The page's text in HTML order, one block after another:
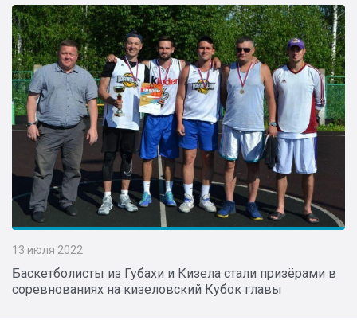
13 июля 2022
Баскетболисты из Губахи и Кизела стали призёрами в
соревнованиях на кизеловский Кубок главы